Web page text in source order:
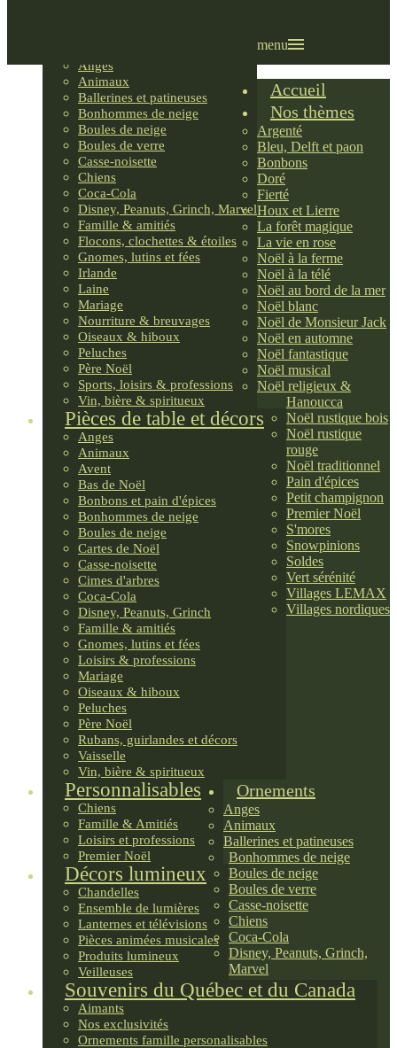
Anges
Animaux
Ballerines et patineuses
Bonhommes de neige
Boules de neige
Boules de verre
Casse-noisette
Chiens
Coca-Cola
Disney, Peanuts, Grinch, Marvel
Famille & amitiés
Flocons, clochettes & étoiles
Gnomes, lutins et fées
Irlande
Laine
Mariage
Nourriture & breuvages
Oiseaux & hiboux
Peluches
Père Noël
Sports, loisirs & professions
Vin, bière & spiritueux
Pièces de table et décors
Anges
Animaux
Avent
Bas de Noël
Bonbons et pain d'épices
Bonhommes de neige
Boules de neige
Cartes de Noël
Casse-noisette
Cimes d'arbres
Coca-Cola
Disney, Peanuts, Grinch
Famille & amitiés
Gnomes, lutins et fées
Loisirs & professions
Mariage
Oiseaux & hiboux
Peluches
Père Noël
Rubans, guirlandes et décors
Vaisselle
Vin, bière & spiritueux
Personnalisables
Chiens
Famille & Amitiés
Loisirs et professions
Premier Noël
Décors lumineux
Chandelles
Ensemble de lumières
Lanternes et télévisions
Pièces animées musicales
Produits lumineux
Veilleuses
Souvenirs du Québec et du Canada
Aimants
Nos exclusivités
Ornements famille personalisables
menu
Accueil
Nos thèmes
Argenté
Bleu, Delft et paon
Bonbons
Doré
Fierté
Houx et Lierre
La forêt magique
La vie en rose
Noël à la ferme
Noël à la télé
Noël au bord de la mer
Noël blanc
Noël de Monsieur Jack
Noël en automne
Noël fantastique
Noël musical
Noël religieux &
Hanoucca
Noël rustique bois
Noël rustique
rouge
Noël traditionnel
Pain d'épices
Petit champignon
Premier Noël
S'mores
Snowpinions
Soldes
Vert sérénité
Villages LEMAX
Villages nordiques
Ornements
Anges
Animaux
Ballerines et patineuses
Bonhommes de neige
Boules de neige
Boules de verre
Casse-noisette
Chiens
Coca-Cola
Disney, Peanuts, Grinch,
Marvel